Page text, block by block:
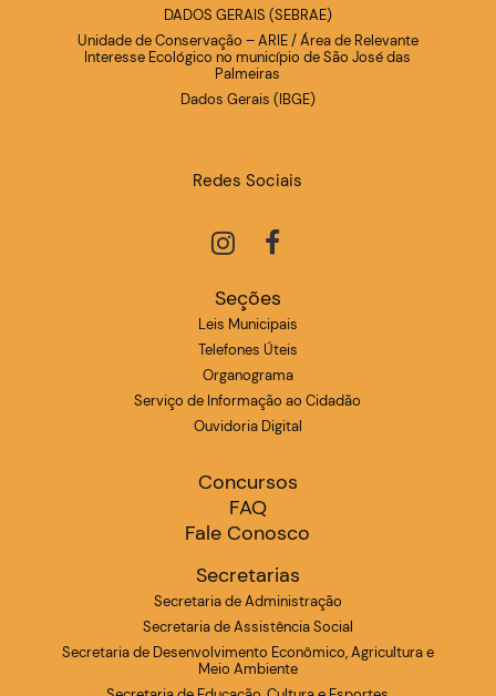
DADOS GERAIS (SEBRAE)
Unidade de Conservação – ARIE / Área de Relevante
Interesse Ecológico no município de São José das
Palmeiras
Dados Gerais (IBGE)
Redes Sociais
Seções
Leis Municipais
Telefones Úteis
Organograma
Serviço de Informação ao Cidadão
Ouvidoria Digital
Concursos
FAQ
Fale Conosco
Secretarias
Secretaria de Administração
Secretaria de Assistência Social
Secretaria de Desenvolvimento Econômico, Agricultura e
Meio Ambiente